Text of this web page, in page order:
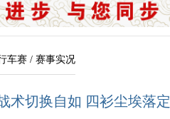
车赛 / 赛事实况
术切换自如 四衫尘埃落定